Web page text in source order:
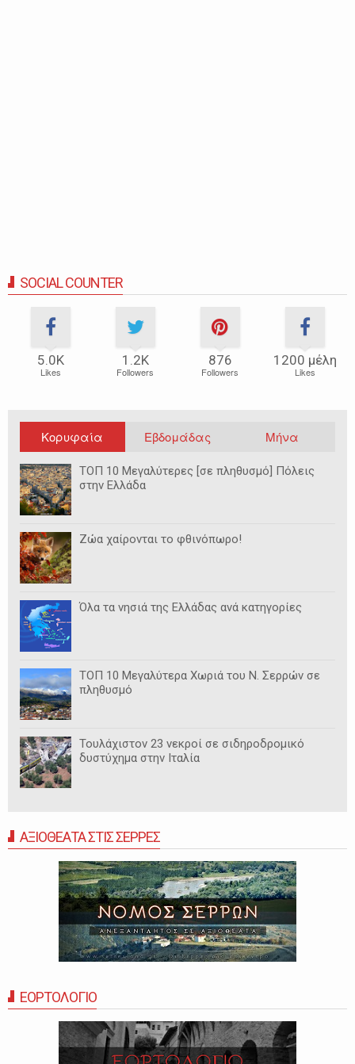
SOCIAL COUNTER
5.0Κ
Likes
1.2Κ
Followers
876
Followers
1200 μέλη
Likes
Κορυφαία Εβδομάδας Μήνα
ΤΟΠ 10 Μεγαλύτερες [σε πληθυσμό] Πόλεις
στην Ελλάδα
Ζώα χαίρονται το φθινόπωρο!
Όλα τα νησιά της Ελλάδας ανά κατηγορίες
ΤΟΠ 10 Μεγαλύτερα Χωριά του Ν. Σερρών σε
πληθυσμό
Τουλάχιστον 23 νεκροί σε σιδηροδρομικό
δυστύχημα στην Ιταλία
ΑΞΙΟΘΕΑΤΑ ΣΤΙΣ ΣΕΡΡΕΣ
ΕΟΡΤΟΛΟΓΙΟ